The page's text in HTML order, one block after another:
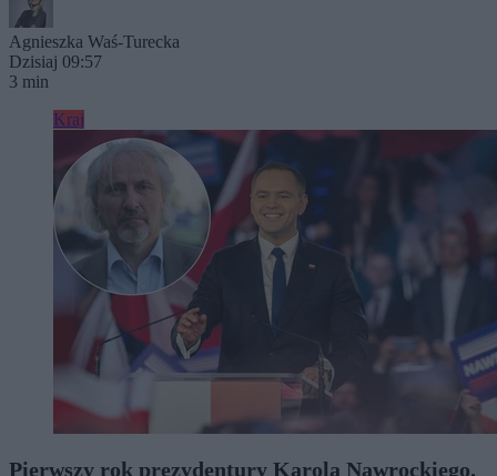
Agnieszka Waś-Turecka
Dzisiaj 09:57
3 min
Kraj
Pierwszy rok prezydentury Karola Nawrockiego.